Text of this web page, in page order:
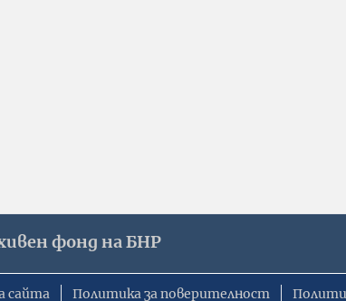
фонд на БНР
сайта Политика за поверителност